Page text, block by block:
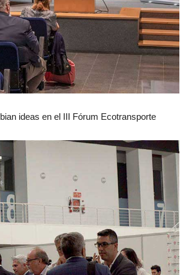
ideas en el III Fórum Ecotransporte